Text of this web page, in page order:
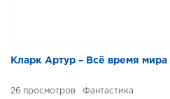
Кларк Артур – Всё время мира
26 Фантастика